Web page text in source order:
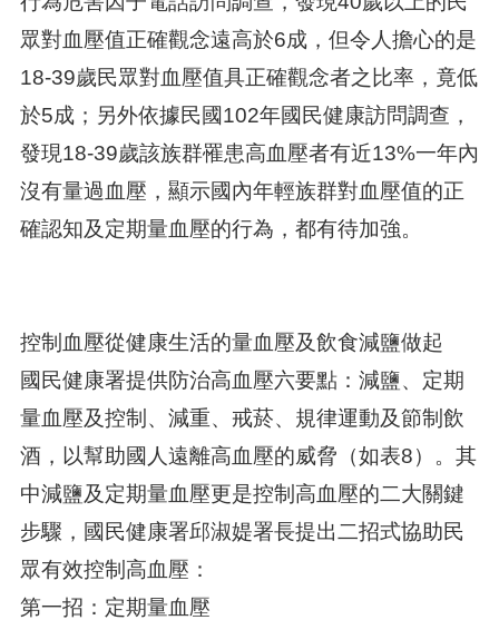
眾對血壓值正確觀念遠高於6成，但令人擔心的是
18-39歲民眾對血壓值具正確觀念者之比率，竟低
於5成；另外依據民國102年國民健康訪問調查，
發現18-39歲該族群罹患高血壓者有近13%一年內
沒有量過血壓，顯示國內年輕族群對血壓值的正
確認知及定期量血壓的行為，都有待加強。
控制血壓從健康生活的量血壓及飲食減鹽做起
國民健康署提供防治高血壓六要點：減鹽、定期
量血壓及控制、減重、戒菸、規律運動及節制飲
酒，以幫助國人遠離高血壓的威脅（如表8）。其
中減鹽及定期量血壓更是控制高血壓的二大關鍵
步驟，國民健康署邱淑媞署長提出二招式協助民
眾有效控制高血壓：
第一招：定期量血壓